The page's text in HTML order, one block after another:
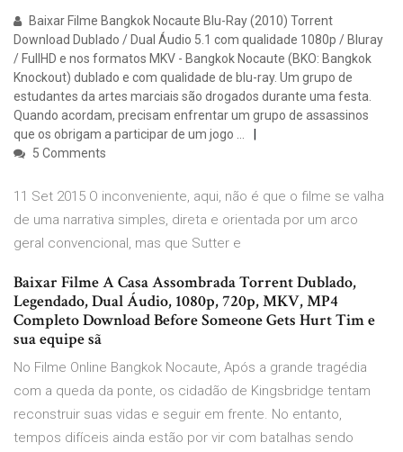
Baixar Filme Bangkok Nocaute Blu-Ray (2010) Torrent
Download Dublado / Dual Áudio 5.1 com qualidade 1080p / Bluray
/ FullHD e nos formatos MKV - Bangkok Nocaute (BKO: Bangkok
Knockout) dublado e com qualidade de blu-ray. Um grupo de
estudantes da artes marciais são drogados durante uma festa.
Quando acordam, precisam enfrentar um grupo de assassinos
que os obrigam a participar de um jogo …
5 Comments
11 Set 2015 O inconveniente, aqui, não é que o filme se valha
de uma narrativa simples, direta e orientada por um arco
geral convencional, mas que Sutter e
Baixar Filme A Casa Assombrada Torrent Dublado,
Legendado, Dual Áudio, 1080p, 720p, MKV, MP4
Completo Download Before Someone Gets Hurt Tim e
sua equipe sã
No Filme Online Bangkok Nocaute, Após a grande tragédia
com a queda da ponte, os cidadão de Kingsbridge tentam
reconstruir suas vidas e seguir em frente. No entanto,
tempos difíceis ainda estão por vir com batalhas sendo